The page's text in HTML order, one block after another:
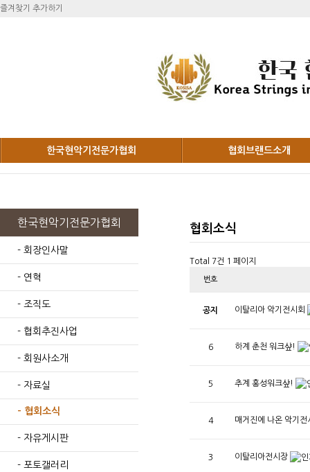
즐겨찾기 추가하기
한국현악기전문가협회 협회브랜드소개
한국현악기전문가협회
- 회장인사말
- 연혁
- 조직도
- 협회추진사업
- 회원사소개
- 자료실
- 협회소식
- 자유게시판
- 포토갤러리
협회소식
Total 7건 1 페이지
번호
공지 이탈리아 악기전시회
6 하계 춘천 워크샾!
5 추계 홍성워크샾!
4 매거진에 나온 악기
3 이탈리아전시장